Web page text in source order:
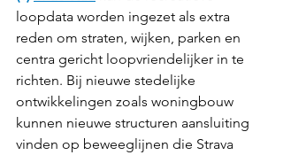
loopdata worden ingezet als extra
reden om straten, wijken, parken en
centra gericht loopvriendelijker in te
richten. Bij nieuwe stedelijke
ontwikkelingen zoals woningbouw
kunnen nieuwe structuren aansluiting
vinden op beweeglijnen die Strava